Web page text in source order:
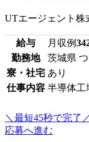
UTエージェント株
給与 月収例
勤務地
茨城県
寮・社宅 あり
仕事内容 半導体工
＼最短45秒で完了
応募へ進む